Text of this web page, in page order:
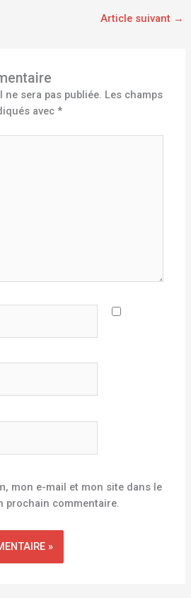
Article suivant →
sera pas publiée. Les champs
avec*
mon e-mail et mon site dans le
prochain commentaire.